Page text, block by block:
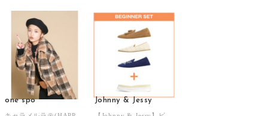
one spo Johnny & Jessy